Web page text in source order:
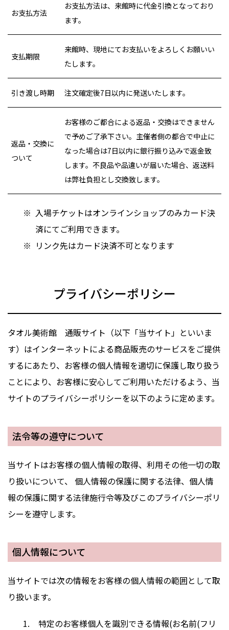
お支払方法
お支払方法は、来館時に代金引換となっており
ます。
支払期限
来館時、現地にてお支払いをよろしくお願いい
たします。
引き渡し時期 注文確定後7日以内に発送いたします。
返品・交換に
ついて
お客様のご都合による返品・交換はできません
で予めご了承下さい。主催者側の都合で中止に
なった場合は7日以内に銀行振り込みで返金致
します。不良品や品違いが届いた場合、返送料
は弊社負担とし交換致します。
入場チケットはオンラインショップのみカード決
済にてご利用できます。
リンク先はカード決済不可となります
プライバシーポリシー
タオル美術館 通販サイト（以下「当サイト」といいま
す）はインターネットによる商品販売のサービスをご提供
するにあたり、お客様の個人情報を適切に保護し取り扱う
ことにより、お客様に安心してご利用いただけるよう、当
サイトのプライバシーポリシーを以下のように定めます。
法令等の遵守について
当サイトはお客様の個人情報の取得、利用その他一切の取
り扱いについて、 個人情報の保護に関する法律、個人情
報の保護に関する法律施行令等及びこのプライバシーポリ
シーを遵守します。
個人情報について
当サイトでは次の情報をお客様の個人情報の範囲として取
り扱います。
特定のお客様個人を識別できる情報(お名前(フリ